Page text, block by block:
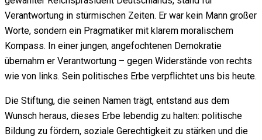
Verantwortung in stürmischen Zeiten. Er war kein Mann großer
Worte, sondern ein Pragmatiker mit klarem moralischem
Kompass. In einer jungen, angefochtenen Demokratie
übernahm er Verantwortung – gegen Widerstände von rechts
wie von links. Sein politisches Erbe verpflichtet uns bis heute.
Die Stiftung, die seinen Namen trägt, entstand aus dem
Wunsch heraus, dieses Erbe lebendig zu halten: politische
Bildung zu fördern, soziale Gerechtigkeit zu stärken und die